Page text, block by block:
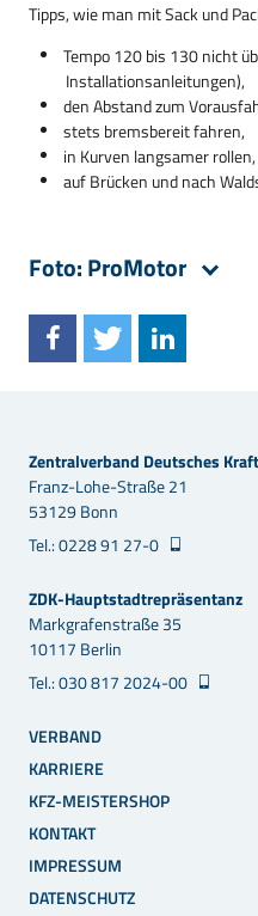
Tipps, wie man mit Sack und
Tempo 120 bis 130 nicht
Installationsanleitungen),
den Abstand zum
stets bremsbereit fahren,
in Kurven langsamer rollen,
auf Brücken und nach
Foto: ProMotor
Zentralverband Deutsches
Franz-Lohe-Straße 21
53129 Bonn
Tel.: 0228 91 27-0
ZDK-Hauptstadtrepräsentanz
Markgrafenstraße 35
10117 Berlin
Tel.: 030 817 2024-00
VERBAND
KARRIERE
KFZ-MEISTERSHOP
KONTAKT
IMPRESSUM
DATENSCHUTZ